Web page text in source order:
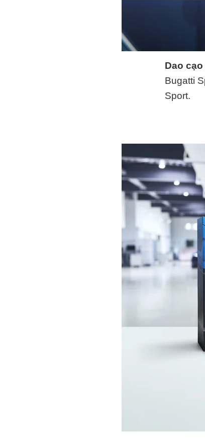
Dao
Bugatti
Sport.